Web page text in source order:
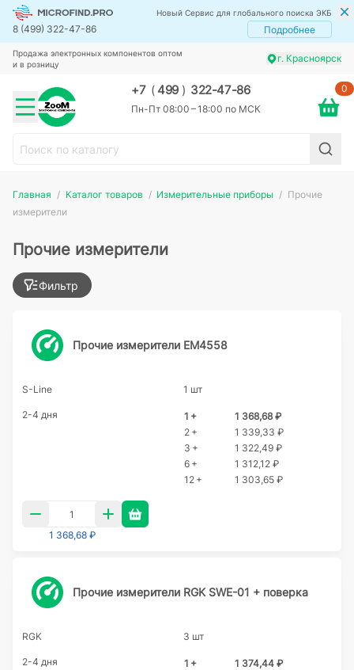
Новый Сервис для глобального поиска ЭКБ
8 (499) 322-47-86 Подробнее
Продажа электронных компонентов оптом
и в розницу
г. Красноярск
+7 (499 ) 322-47-86
Пн-Пт 08:00 – 18:00 по МСК
0
Главная Каталог товаров Измерительные приборы
Прочие
измерители
Прочие измерители
Фильтр
Прочие измерители EM4558
S-Line 1 шт
2-4 дня 1 +
1 368,68 ₽
2 +
1 339,33 ₽
3 +
1 322,49 ₽
6 +
1 312,12 ₽
12 +
1 303,65 ₽
1 368,68 ₽
Прочие измерители RGK SWE-01 + поверка
RGK 3 шт
2-4 дня 1 +
1 374,44 ₽